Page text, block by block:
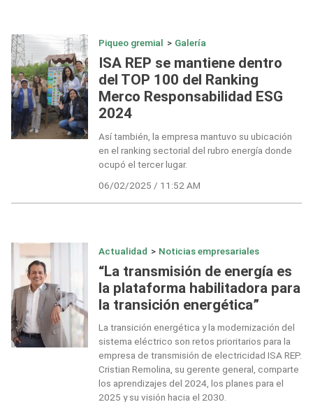
Piqueo gremial > Galería
ISA REP se mantiene dentro
del TOP 100 del Ranking
Merco Responsabilidad ESG
2024
Así también, la empresa mantuvo su ubicación
en el ranking sectorial del rubro energía donde
ocupó el tercer lugar.
06/02/2025 / 11:52 AM
Actualidad > Noticias empresariales
“La transmisión de energía es
la plataforma habilitadora para
la transición energética”
La transición energética y la modernización del
sistema eléctrico son retos prioritarios para la
empresa de transmisión de electricidad ISA REP.
Cristian Remolina, su gerente general, comparte
los aprendizajes del 2024, los planes para el
2025 y su visión hacia el 2030.